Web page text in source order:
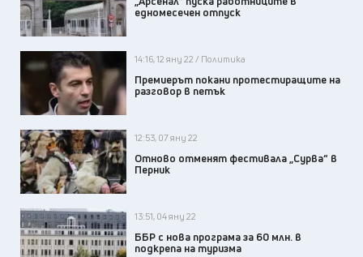
едномесечен отпуск
14:16, 12 яну 22 / Политика
Премиерът покани протестиращите на
разговор в петък
12:53, 07 яну 22
Отново отменят фестивала „Сурва“ в
Перник
13:51, 04 яну 22
ББР с нова програма за 60 млн. в
подкрепа на туризма